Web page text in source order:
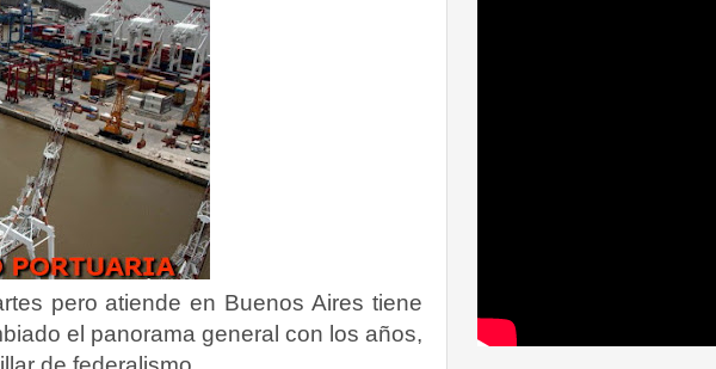
pero atiende en Buenos Aires tiene
el panorama general con los años,